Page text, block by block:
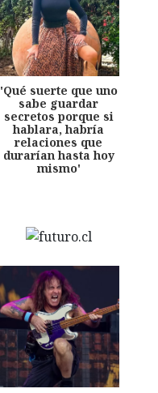
'Qué suerte que uno
sabe guardar
secretos porque si
hablara, habría
relaciones que
durarían hasta hoy
mismo'